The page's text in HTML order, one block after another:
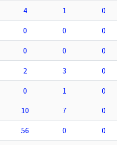
4 1 0
0 0 0
0 0 0
2 3 0
0 1 0
10 7 0
56 0 0